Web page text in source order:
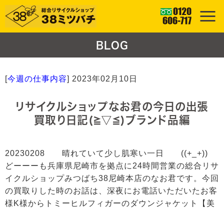
BLOG
[今週の仕事内容] 2023年02月10日
リサイクルショップなお君の今日の出張
買取り日記(≧▽≦)ブランド品編
20230208 晴れていて少し肌寒い一日 ((+_+))
どーーーも兵庫県尼崎市を拠点に24時間営業の総合リサ
イクルショップみつばち38尼崎本店のなお君です。今回
の買取りした時のお話は、深夜にお電話いただいたお客
様K様からトミーヒルフィガーのダウンジャケット【美